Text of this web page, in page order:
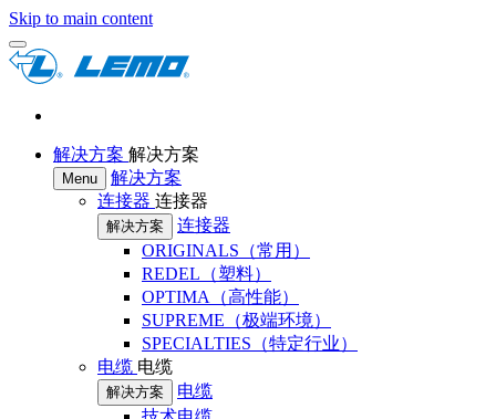
Skip to main content
解决方案 解决方案
Menu
解决方案
连接器 连接器
解决方案
连接器
ORIGINALS（常用）
REDEL（塑料）
OPTIMA（高性能）
SUPREME（极端环境）
SPECIALTIES（特定行业）
电缆 电缆
解决方案
电缆